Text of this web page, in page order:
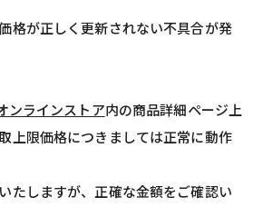
格が正しく更新されない不具合が発
ンラインストア内の商品詳細ページ上
上限価格につきましては正常に動作
たしますが、正確な金額をご確認い